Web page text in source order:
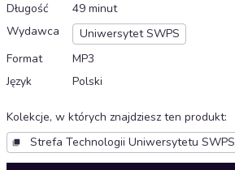
Długość
49 minut
Wydawca
Uniwersytet SWPS
Format
MP3
Język
Polski
Kolekcje, w których znajdziesz ten produkt:
Strefa Technologii Uniwersytetu SWPS